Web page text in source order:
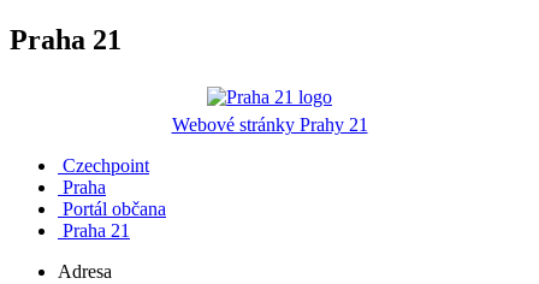
Praha 21
Webové stránky Prahy 21
Czechpoint
Praha
Portál občana
Praha 21
Adresa